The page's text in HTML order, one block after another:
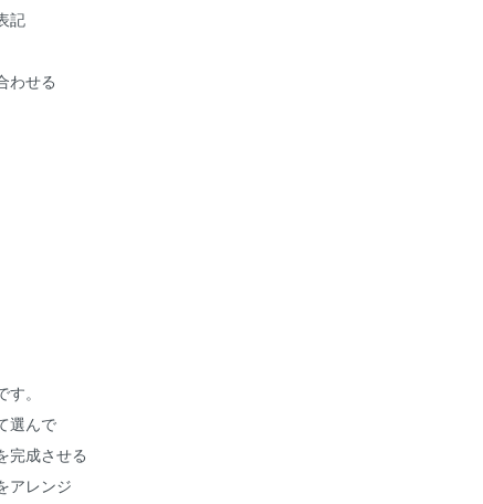
記
わせる
。
選んで
完成させる
アレンジ